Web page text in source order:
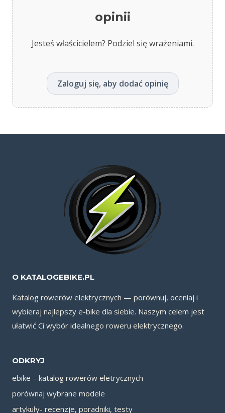
opinii
Jesteś właścicielem? Podziel się wrażeniami.
Zaloguj się, aby dodać opinię
O KATALOGEBIKE.PL
Katalog rowerów elektrycznych — porównuj, oceniaj i
wybieraj najlepszy e-bike dla siebie. Naszym celem jest
ułatwić Ci wybór idealnego roweru elektrycznego.
ODKRYJ
ebike – katalog rowerów eletrycznych
porównaj wybrane modele
artykuły- recenzje, poradniki, testy